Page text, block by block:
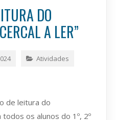
DO
A LER”
Atividades
de leitura do
os alunos do 1º, 2º